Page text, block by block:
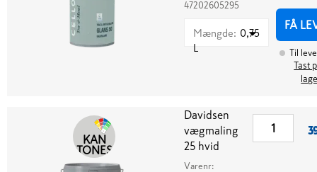
47202605295
Mængde: 0,75
FÅ
Til
Tast
KAN
TONES
Davidsen
vægmaling
25 hvid
Varenr: